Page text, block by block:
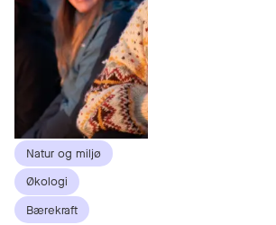
Natur og miljø
Økologi
Bærekraft